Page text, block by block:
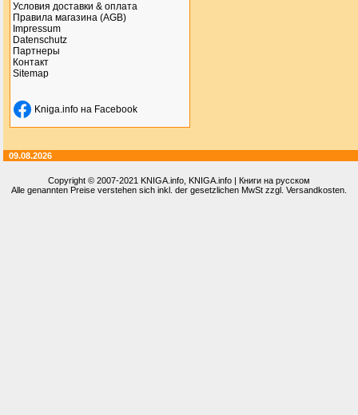
Условия доставки & оплата
Правила магазина (AGB)
Impressum
Datenschutz
Партнеры
Контакт
Sitemap
Kniga.info на Facebook
09.08.2026
Copyright © 2007-2021 KNIGA.info , KNIGA.info | Книги на русском
Alle genannten Preise verstehen sich inkl. der gesetzlichen MwSt zzgl. Versandkosten.